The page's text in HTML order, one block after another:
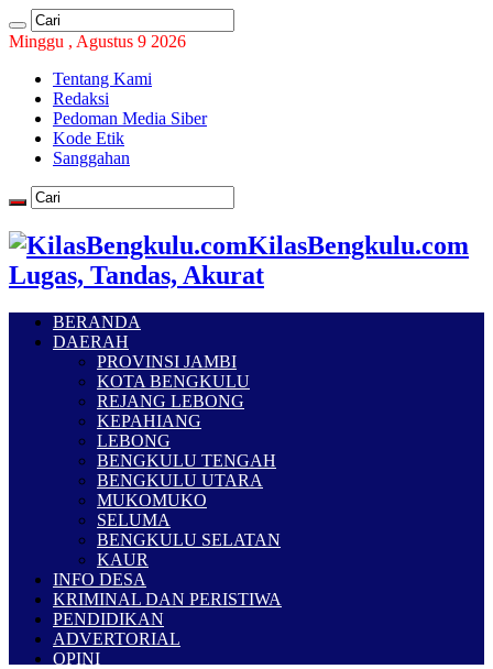
Minggu , Agustus 9 2026
Tentang Kami
Redaksi
Pedoman Media Siber
Kode Etik
Sanggahan
KilasBengkulu.com
Lugas, Tandas, Akurat
BERANDA
DAERAH
PROVINSI JAMBI
KOTA BENGKULU
REJANG LEBONG
KEPAHIANG
LEBONG
BENGKULU TENGAH
BENGKULU UTARA
MUKOMUKO
SELUMA
BENGKULU SELATAN
KAUR
INFO DESA
KRIMINAL DAN PERISTIWA
PENDIDIKAN
ADVERTORIAL
OPINI